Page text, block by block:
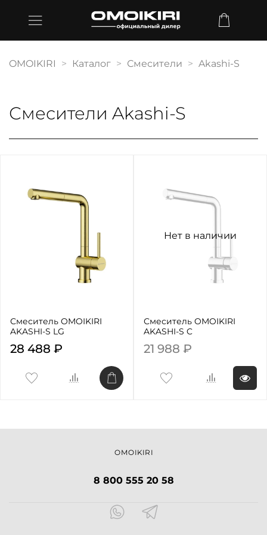
OMOIKIRI Каталог Смесители Akashi-S
Смесители Akashi-S
Смеситель OMOIKIRI
AKASHI-S LG
28 488 ₽
Нет в наличии
Смеситель OMOIKIRI
AKASHI-S C
21 988 ₽
OMOIKIRI
8 800 555 20 58